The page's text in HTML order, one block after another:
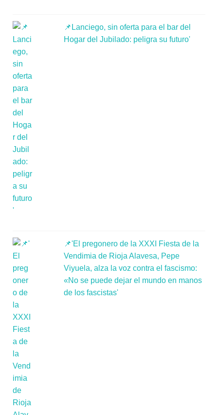
📌Lanciego, sin oferta para el bar del
Hogar del Jubilado: peligra su futuro'
📌'El pregonero de la XXXI Fiesta de la
Vendimia de Rioja Alavesa, Pepe
Viyuela, alza la voz contra el fascismo:
«No se puede dejar el mundo en manos
de los fascistas'